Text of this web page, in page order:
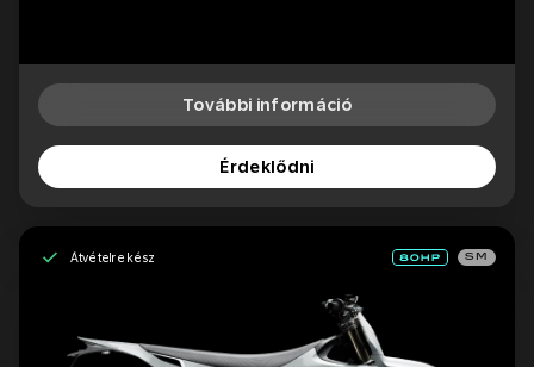
További információ
Érdeklődni
Átvételre kész SM